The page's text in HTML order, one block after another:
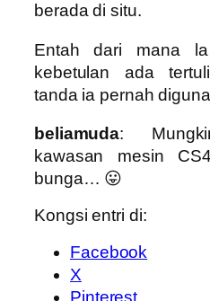
berada di situ.
Entah dari mana
kebetulan ada
tanda ia pernah
beliamuda:
kawasan mesin
bunga… 😛
Kongsi entri di:
Facebook
X